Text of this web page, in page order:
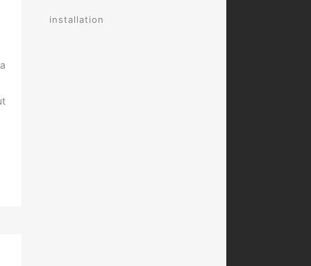
installation